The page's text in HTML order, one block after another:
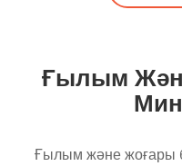
Ғылым
Ғылым және жоғары